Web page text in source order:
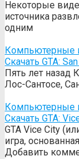
Некоторые
источника
одним
Компьютерные
Скачать GTA:
Пять лет назад
Лос-Сантосе,
Компьютерные
Скачать GTA:
GTA Vice City
игра,
Добавить